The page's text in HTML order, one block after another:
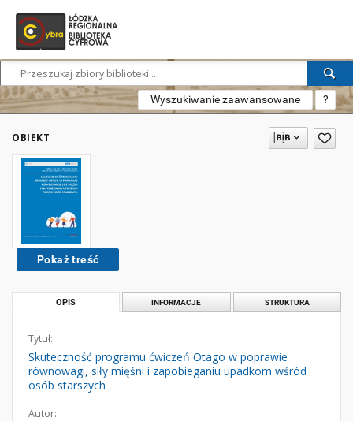
Wyszukiwanie zaawansowane ?
OBIEKT
Pokaż treść
OPIS INFORMACJE STRUKTURA
Tytuł:
Skuteczność programu ćwiczeń Otago w poprawie
równowagi, siły mięśni i zapobieganiu upadkom wśród
osób starszych
Autor: